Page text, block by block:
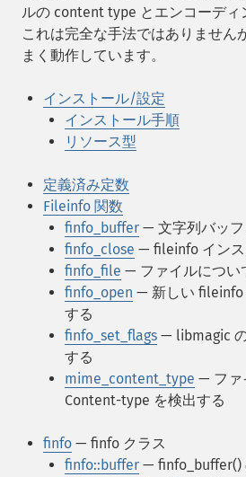
ルの content type とエンコーディ
これは完全な手法ではありません
まく動作しています。
インストール/設定
インストール手順
リソース型
定義済み定数
Fileinfo 関数
finfo_buffer — 文字列バッ
finfo_close — fileinfo イン
finfo_file — ファイルについ
finfo_open — 新しい fileinfo
する
finfo_set_flags — libmagic
する
mime_content_type — ファ
Content-type を検出する
finfo — finfo クラス
finfo::buffer — finfo_buffer()